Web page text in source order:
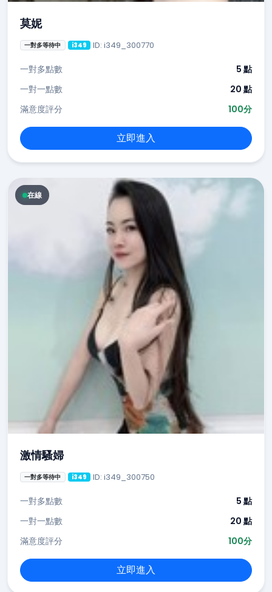
莫妮
一對多等待中 i349 ID: i349_300770
一對多點數
5 點
一對一點數
20 點
滿意度評分
100分
立即進入
在線
激情騷婦
一對多等待中 i349 ID: i349_300750
一對多點數
5 點
一對一點數
20 點
滿意度評分
100分
立即進入